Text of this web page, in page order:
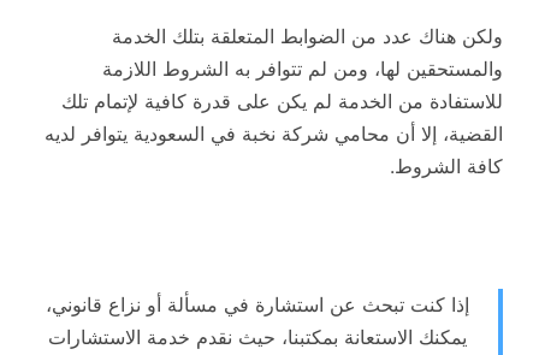
ولكن هناك عدد من الضوابط المتعلقة بتلك الخدمة
والمستحقين لها، ومن لم تتوافر به الشروط اللازمة
للاستفادة من الخدمة لم يكن على قدرة كافية لإتمام تلك
القضية، إلا أن محامي شركة نخبة في السعودية يتوافر لديه
كافة الشروط.
إذا كنت تبحث عن استشارة في مسألة أو نزاع قانوني،
يمكنك الاستعانة بمكتبنا، حيث نقدم خدمة الاستشارات